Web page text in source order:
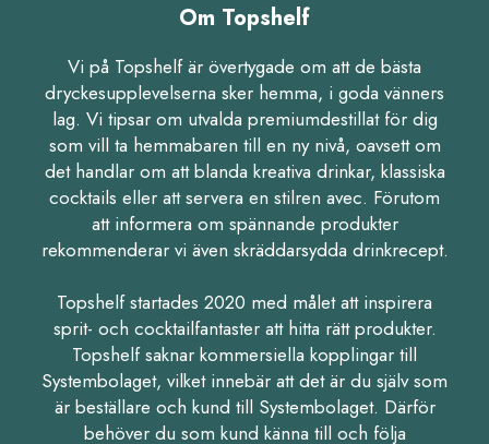
Om Topshelf
Vi på Topshelf är övertygade om att de bästa
dryckesupplevelserna sker hemma, i goda vänners
lag. Vi tipsar om utvalda premiumdestillat för dig
som vill ta hemmabaren till en ny nivå, oavsett om
det handlar om att blanda kreativa drinkar, klassiska
cocktails eller att servera en stilren avec. Förutom
att informera om spännande produkter
rekommenderar vi även skräddarsydda drinkrecept.
Topshelf startades 2020 med målet att inspirera
sprit- och cocktailfantaster att hitta rätt produkter.
Topshelf saknar kommersiella kopplingar till
Systembolaget, vilket innebär att det är du själv som
är beställare och kund till Systembolaget. Därför
behöver du som kund känna till och följa